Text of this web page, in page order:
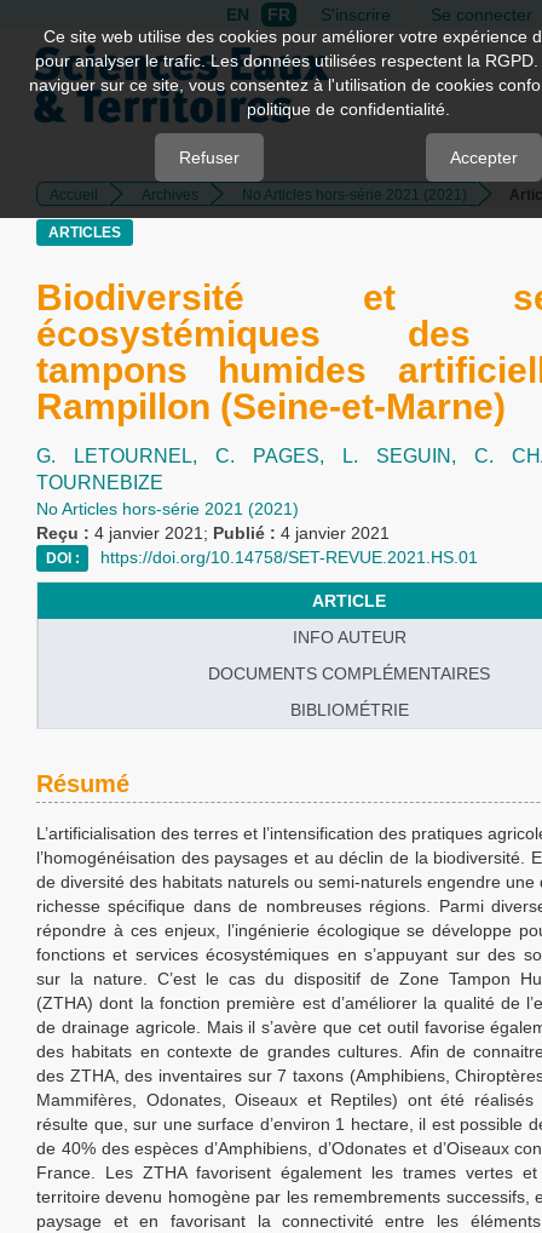
Quick
jump
page
Main
Navigation
Sidebar
EN FR S'inscrire Se connecter
Accueil Archives No Articles hors-série 2021 (2021)
ARTICLES
Biodiversité et
écosystémiques des
tampons humides
Rampillon (Seine-et-Marne)
G. LETOURNEL, C. PAGES, L. SEGUIN, C.
TOURNEBIZE
No Articles hors-série 2021 (2021)
Reçu : 4 janvier 2021; Publié : 4 janvier 2021
DOI : https://doi.org/10.14758/SET-REVUE.2021.HS.01
ARTICLE
INFO AUTEUR
DOCUMENTS COMPLÉMENTAIRES
BIBLIOMÉTRIE
Résumé
L’artificialisation des terres et l’intensification des pratiques
l’homogénéisation des paysages et au déclin de la biodiversité.
de diversité des habitats naturels ou semi-naturels engendre une
richesse spécifique dans de nombreuses régions. Parmi
répondre à ces enjeux, l’ingénierie écologique se développe
fonctions et services écosystémiques en s’appuyant sur des
sur la nature. C’est le cas du dispositif de Zone Tampon
(ZTHA) dont la fonction première est d’améliorer la qualité de
de drainage agricole. Mais il s’avère que cet outil favorise
des habitats en contexte de grandes cultures. Afin de
des ZTHA, des inventaires sur 7 taxons (Amphibiens,
Mammifères, Odonates, Oiseaux et Reptiles) ont été
résulte que, sur une surface d’environ 1 hectare, il est possible
de 40% des espèces d’Amphibiens, d’Odonates et d’Oiseaux
France. Les ZTHA favorisent également les trames vertes
territoire devenu homogène par les remembrements successifs,
paysage et en favorisant la connectivité entre les
Ce site web utilise des cookies pour améliorer votre expérience
pour analyser le trafic. Les données utilisées respectent la
naviguer sur ce site, vous consentez à l'utilisation de cookies
politique de confidentialité.
Refuser Accepter